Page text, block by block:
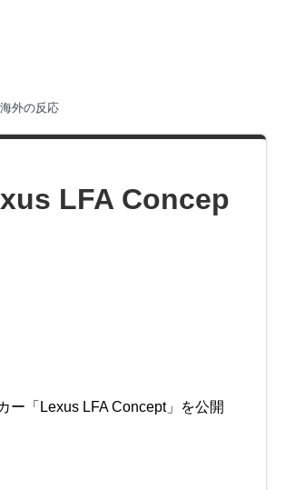
外の反応
LFA Concep
ー「Lexus LFA Concept」を公開